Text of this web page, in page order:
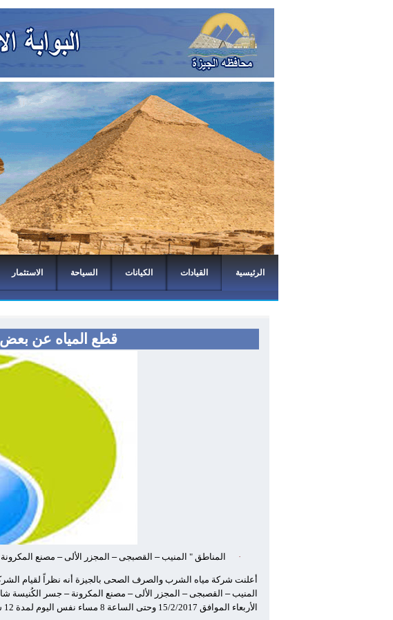
الرئيسية القيادات الكيانات السياحة الاستثمار
قطع المياه عن بعض
· المناطق " المنيب– القصبجى– المجزر الألى– مصنع
أعلنت شركة مياه الشرب والصرف الصحى بالجيزة أنه نظراً لقيام
المنيب– القصبجى– المجزر الألى– مصنع المكرونة– جسر الكُنيسة
الأربعاء الموافق 15/2/2017 وحتى الساعة 8 مساء نفس اليوم لمدة 12 ساعة .